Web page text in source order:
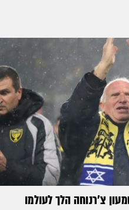
צ'רנוחה הלך לעולמו